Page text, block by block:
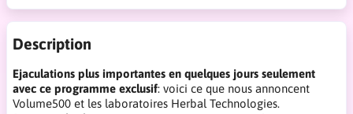
Description
Ejaculations plus importantes en quelques jours seulement
avec ce programme exclusif: voici ce que nous annoncent
Volume500 et les laboratoires Herbal Technologies.